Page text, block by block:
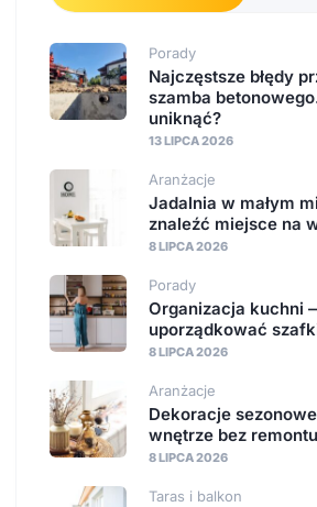
Porady
Najczęstsze błędy
szamba
uniknąć?
13 LIPCA 2026
Aranżacje
Jadalnia w małym
znaleźć miejsce na
8 LIPCA 2026
Porady
Organizacja kuchni
uporządkować
8 LIPCA 2026
Aranżacje
Dekoracje
wnętrze bez
8 LIPCA 2026
Taras i balkon